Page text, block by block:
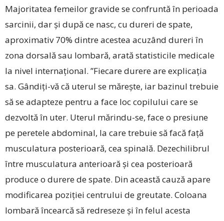
Majoritatea femeilor gravide se confruntă în perioada
sarcinii, dar și după ce nasc, cu dureri de spate,
aproximativ 70% dintre acestea acuzând dureri în
zona dorsală sau lombară, arată statisticile medicale
la nivel internațional. ”Fiecare durere are explicația
sa. Gândiți-vă că uterul se mărește, iar bazinul trebuie
să se adapteze pentru a face loc copilului care se
dezvoltă în uter. Uterul mărindu-se, face o presiune
pe peretele abdominal, la care trebuie să facă față
musculatura posterioară, cea spinală. Dezechilibrul
între musculatura anterioară și cea posterioară
produce o durere de spate. Din această cauză apare
modificarea poziției centrului de greutate. Coloana
lombară încearcă să redreseze și în felul acesta